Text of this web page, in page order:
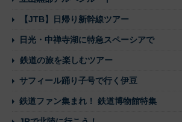
【JTB】日帰り新幹線ツアー
日光・中禅寺湖に特急スペーシアで
鉄道の旅を楽しむツアー
サフィール踊り子号で行く伊豆
鉄道ファン集まれ！ 鉄道博物館特集